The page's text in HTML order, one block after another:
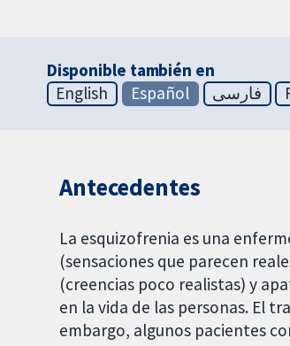
Disponible también en
English
Español فارسی
Antecedentes
La esquizofrenia es una
(sensaciones que parecen
(creencias poco realistas) y
en la vida de las personas. El
embargo, algunos pacientes